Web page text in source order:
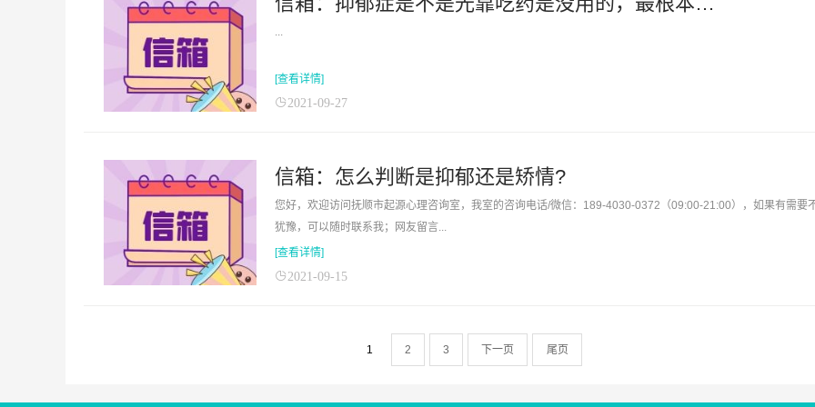
...
[查看详情]
2021-09-27
信箱：怎么判断是抑郁还是矫情?
您好，欢迎访问抚顺市起源心理咨询室，我室的咨询电话/微信：189-4030-0372（09:00-21:00），如果有需要
犹豫，可以随时联系我；网友留言...
[查看详情]
2021-09-15
1 2 3 下一页 尾页